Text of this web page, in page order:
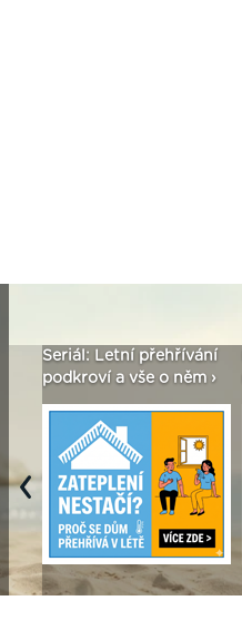
Seriál: Letní přehřívání
podkroví a vše o něm ›
Previous